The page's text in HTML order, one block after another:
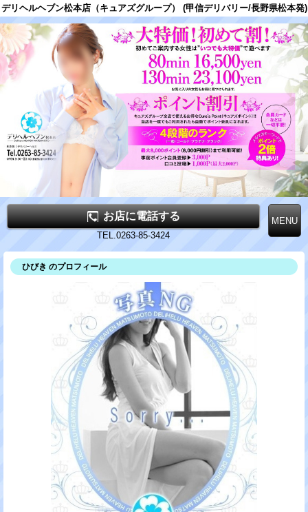
デリヘルヘブン松本店（キュアズグループ） (甲信デリバリー/長野県松本発)
お店に電話する
TEL.0263-85-3424
ひびき のプロフィール